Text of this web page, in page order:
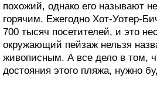
похожий, однако его называют
горячим. Ежегодно Хот-Уотер-
700 тысяч посетителей, и это
окружающий пейзаж нельзя
живописным. А все дело в том,
достояния этого пляжа, нужно